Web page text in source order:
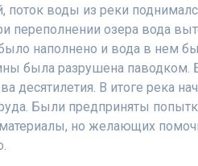
поток воды из реки
переполнении озера вода
наполнено и вода в нем
была разрушена паводком.
десятилетия. В итоге река
Были предприняты
но желающих